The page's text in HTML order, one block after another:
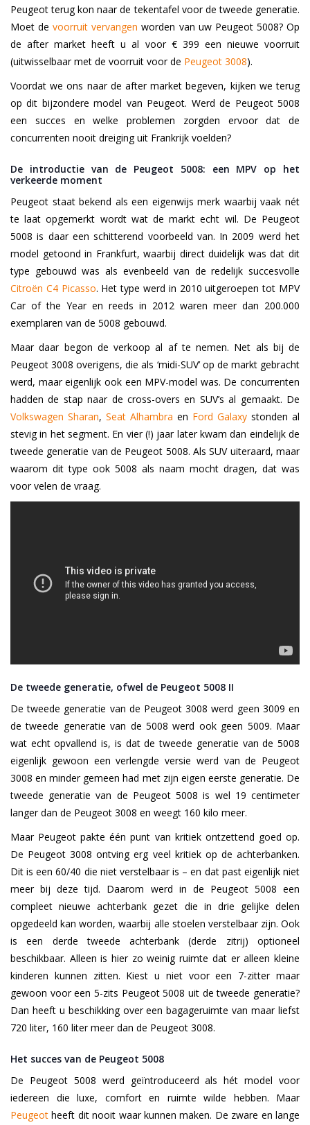
Peugeot terug kon naar de tekentafel voor de tweede generatie.
Moet devoorruit vervangen worden van uw Peugeot 5008? Op
de after market heeft u al voor € 399 een nieuwe voorruit
(uitwisselbaar met de voorruit voor de Peugeot 3008).
Voordat we ons naar de after market begeven, kijken we terug
op dit bijzondere model van Peugeot. Werd de Peugeot 5008
een succes en welke problemen zorgden ervoor dat de
concurrenten nooit dreiging uit Frankrijk voelden?
De introductie van de Peugeot 5008: een MPV op het
verkeerde moment
Peugeot staat bekend als een eigenwijs merk waarbij vaak nét
te laat opgemerkt wordt wat de markt echt wil. De Peugeot
5008 is daar een schitterend voorbeeld van. In 2009 werd het
model getoond in Frankfurt, waarbij direct duidelijk was dat dit
type gebouwd was als evenbeeld van de redelijk succesvolle
Citroën C4 Picasso. Het type werd in 2010 uitgeroepen tot MPV
Car of the Year en reeds in 2012 waren meer dan 200.000
exemplaren van de 5008 gebouwd.
Maar daar begon de verkoop al af te nemen. Net als bij de
Peugeot 3008 overigens, die als ‘midi-SUV’ op de markt gebracht
werd, maar eigenlijk ook een MPV-model was. De concurrenten
hadden de stap naar de cross-overs en SUV’s al gemaakt. De
Volkswagen Sharan, Seat Alhambra en Ford Galaxy stonden al
stevig in het segment. En vier (!) jaar later kwam dan eindelijk de
tweede generatie van de Peugeot 5008. Als SUV uiteraard, maar
waarom dit type ook 5008 als naam mocht dragen, dat was
voor velen de vraag.
De tweede generatie, ofwel de Peugeot 5008 II
De tweede generatie van de Peugeot 3008 werd geen 3009 en
de tweede generatie van de 5008 werd ook geen 5009. Maar
wat echt opvallend is, is dat de tweede generatie van de 5008
eigenlijk gewoon een verlengde versie werd van de Peugeot
3008 en minder gemeen had met zijn eigen eerste generatie. De
tweede generatie van de Peugeot 5008 is wel 19 centimeter
langer dan de Peugeot 3008 en weegt 160 kilo meer.
Maar Peugeot pakte één punt van kritiek ontzettend goed op.
De Peugeot 3008 ontving erg veel kritiek op de achterbanken.
Dit is een 60/40 die niet verstelbaar is – en dat past eigenlijk niet
meer bij deze tijd. Daarom werd in de Peugeot 5008 een
compleet nieuwe achterbank gezet die in drie gelijke delen
opgedeeld kan worden, waarbij alle stoelen verstelbaar zijn. Ook
is een derde tweede achterbank (derde zitrij) optioneel
beschikbaar. Alleen is hier zo weinig ruimte dat er alleen kleine
kinderen kunnen zitten. Kiest u niet voor een 7-zitter maar
gewoon voor een 5-zits Peugeot 5008 uit de tweede generatie?
Dan heeft u beschikking over een bagageruimte van maar liefst
720 liter, 160 liter meer dan de Peugeot 3008.
Het succes van de Peugeot 5008
De Peugeot 5008 werd geïntroduceerd als hét model voor
iedereen die luxe, comfort en ruimte wilde hebben. Maar
Peugeot heeft dit nooit waar kunnen maken. De zware en lange